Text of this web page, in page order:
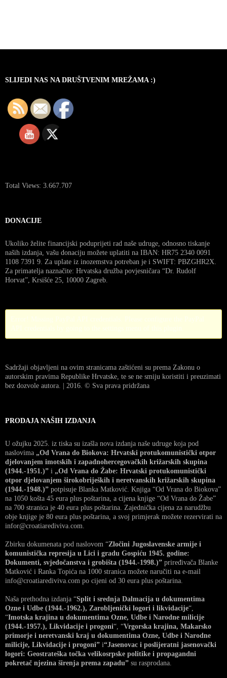
SLIJEDI NAS NA DRUŠTVENIM MREŽAMA :)
Total Views: 3.667.707
DONACIJE
Ukoliko želite financijski poduprijeti rad naše udruge, odnosno tiskanje
naših izdanja, vašu donaciju možete uplatiti na IBAN: HR75 2340 0091
1108 7391 9. Za uplate iz inozemstva potreban je i SWIFT: PBZGHR2X.
Za primatelja naznačite: Hrvatska družba povjesničara “Dr. Rudolf
Horvat”, Krsišće 25, 10000 Zagreb.
Sadržaji objavljeni na ovim stranicama zaštićeni su prema Zakonu o
autorskim pravima Republike Hrvatske, te se ne smiju koristiti i preuzimati
bez dozvole autora. | 2016. © Sva prava pridržana
PRODAJA NAŠIH IZDANJA
U ožujku 2025. iz tiska su izašla nova izdanja naše udruge koja pod
naslovima „Od Vrana do Biokova: Hrvatski protukomunistički otpor
djelovanjem imotskih i zapadnohercegovačkih križarskih skupina
(1944.-1951.)” i „Od Vrana do Žabe: Hrvatski protukomunistički
otpor djelovanjem širokobrijeških i neretvanskih križarskih skupina
(1944.-1948.)” potpisuje Blanka Matković. Knjiga “Od Vrana do Biokova”
na 1050 košta 45 eura plus poštarina, a cijena knjige “Od Vrana do Žabe”
na 700 stranica je 40 eura plus poštarina. Zajednička cijena za narudžbu
obje knjige je 80 eura plus poštarina, a svoj primjerak možete rezervirati na
infor@croatiarediviva.com.
Zbirku dokumenata pod naslovom “Zločini Jugoslavenske armije i
komunistička represija u Lici i gradu Gospiću 1945. godine:
Dokumenti, svjedočanstva i grobišta (1944.-1998.)” priređivača Blanke
Matković i Ranka Topića na 1000 stranica možete naručiti na e-mail
info@croatiarediviva.com po cijeni od 30 eura plus poštarina.
Naša prethodna izdanja “Split i srednja Dalmacija u dokumentima
Ozne i Udbe (1944.-1962.), Zarobljenički logori i likvidacije“,
“Imotska krajina u dokumentima Ozne, Udbe i Narodne milicije
(1944.-1957.), Likvidacije i progoni“, “Vrgorska krajina, Makarsko
primorje i neretvanski kraj u dokumentima Ozne, Udbe i Narodne
milicije, Likvidacije i progoni” i“Jasenovac i poslijeratni jasenovački
logori: Geostrateška točka velikosrpske politike i propagandni
pokretač njezina širenja prema zapadu” su rasprodana.